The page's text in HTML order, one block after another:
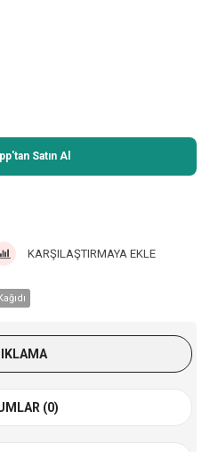
Satın Al
KARŞILAŞTIRMAYA EKLE
(0)